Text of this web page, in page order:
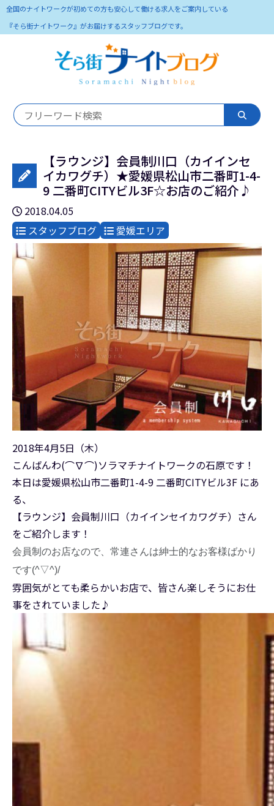
全国のナイトワークが初めての方も安心して働ける求人をご案内している
『そら街ナイトワーク』がお届けするスタッフブログです。
【ラウンジ】会員制川口（カイインセ
イカワグチ）★愛媛県松山市二番町1-4-
9 二番町CITYビル3F☆お店のご紹介♪
2018.04.05
スタッフブログ
愛媛エリア
2018年4月5日（木）
こんばんわ(⌒∇⌒)ソラマチナイトワークの石原です！
本日は愛媛県松山市二番町1-4-9 二番町CITYビル3F にあ
る、
【ラウンジ】会員制川口（カイインセイカワグチ）さん
をご紹介します！
会員制のお店なので、常連さんは紳士的なお客様ばかり
です(^▽^)/
雰囲気がとても柔らかいお店で、皆さん楽しそうにお仕
事をされていました♪